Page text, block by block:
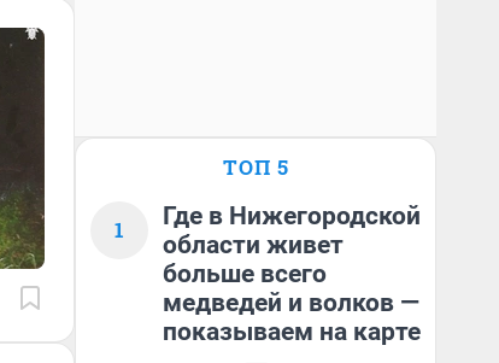
ТОП 5
1
Где в Нижегородской
области живет
больше всего
медведей и волков —
показываем на карте